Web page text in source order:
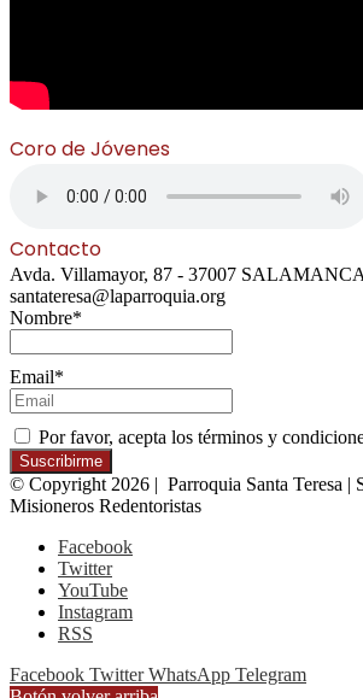
Coro de Jóvenes
Contacto
Avda. Villamayor, 87 - 37007
santateresa@laparroquia.org
Nombre*
Email*
Por favor, acepta los términos y
© Copyright 2026 | Parroquia Santa Teresa |
Misioneros Redentoristas
Facebook
Twitter
YouTube
Instagram
RSS
Facebook Twitter WhatsApp Telegram